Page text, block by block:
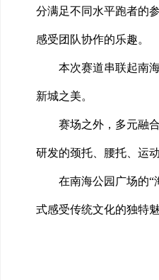
分满足不同水平跑者的
感受团队协作的乐趣。
本次赛道串联起南
新城之美。
赛场之外，多元融
研发的颈托、腰托、运
在南海公园广场的“
式感受传统文化的独特魅